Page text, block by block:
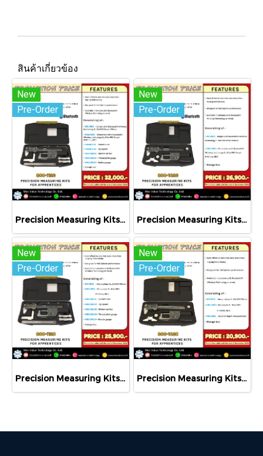
สินค้าเกี่ยวข้อง
New
Pre-Order
Precision Measuring Kits MODEL 800-1126
New
Pre-Order
Precision Measuring Kits MODEL 800-1026
New
Pre-Order
Precision Measuring Kits MODEL 800-1120
New
Pre-Order
Precision Measuring Kits MODEL 800-1020